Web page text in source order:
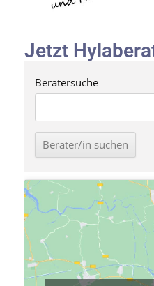
Jetzt
Beratersuche